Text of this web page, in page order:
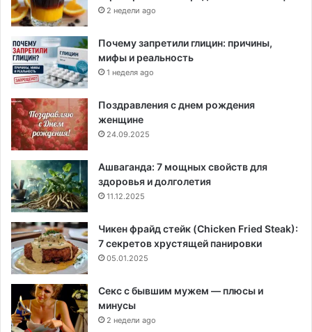
2 недели ago
Почему запретили глицин: причины,
мифы и реальность
1 неделя ago
Поздравления с днем рождения
женщине
24.09.2025
Ашваганда: 7 мощных свойств для
здоровья и долголетия
11.12.2025
Чикен фрайд стейк (Chicken Fried Steak):
7 секретов хрустящей панировки
05.01.2025
Секс с бывшим мужем — плюсы и
минусы
2 недели ago